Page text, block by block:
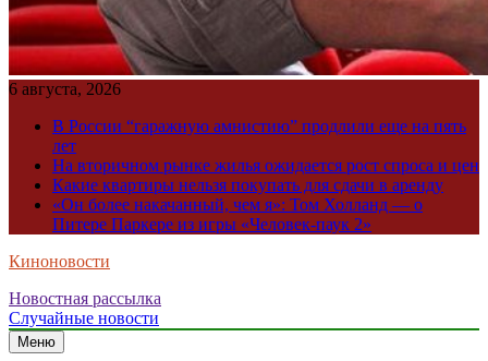
6 августа, 2026
В России “гаражную амнистию” продлили еще на пять
лет
На вторичном рынке жилья ожидается рост спроса и цен
Какие квартиры нельзя покупать для сдачи в аренду
«Он более накачанный, чем я»: Том Холланд — о
Питере Паркере из игры «Человек-паук 2»
Киноновости
Новостная рассылка
Случайные новости
Меню